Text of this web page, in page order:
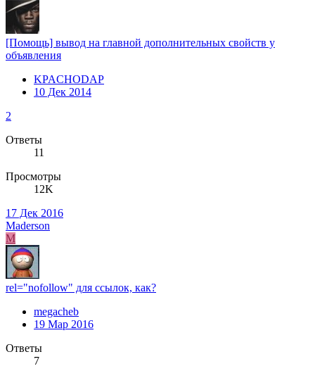
[Помощь] вывод на главной дополнительных свойств у
объявления
KPACHODAP
10 Дек 2014
2
Ответы
11
Просмотры
12K
17 Дек 2016
Maderson
M
rel="nofollow" для ссылок, как?
megacheb
19 Мар 2016
Ответы
7